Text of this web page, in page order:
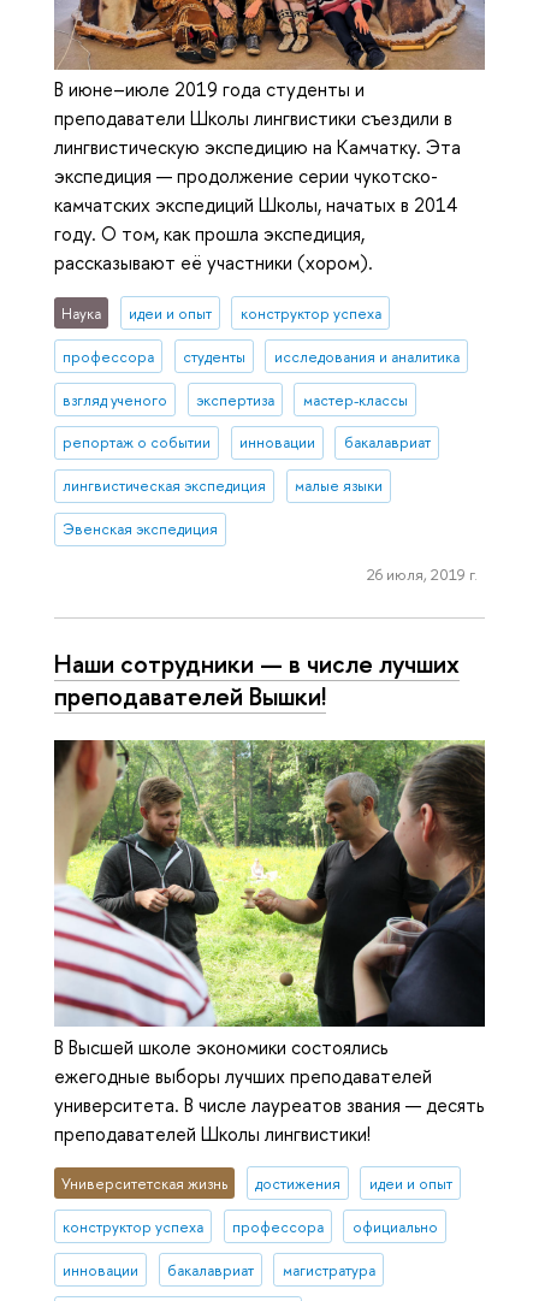
В июне–июле 2019 года студенты и
преподаватели Школы лингвистики съездили в
лингвистическую экспедицию на Камчатку. Эта
экспедиция — продолжение серии чукотско-
камчатских экспедиций Школы, начатых в 2014
году. О том, как прошла экспедиция,
рассказывают её участники (хором).
Наука идеи и опыт конструктор успеха
профессора студенты исследования и аналитика
взгляд ученого экспертиза мастер-классы
репортаж о событии инновации бакалавриат
лингвистическая экспедиция малые языки
Эвенская экспедиция
26 июля, 2019 г.
Наши сотрудники — в числе лучших
пре­по­да­ва­те­лей Вышки!
В Высшей школе экономики состоялись
ежегодные выборы лучших преподавателей
университета. В числе лауреатов звания — десять
преподавателей Школы лингвистики!
Университетская жизнь достижения идеи и опыт
конструктор успеха профессора официально
инновации бакалавриат магистратура